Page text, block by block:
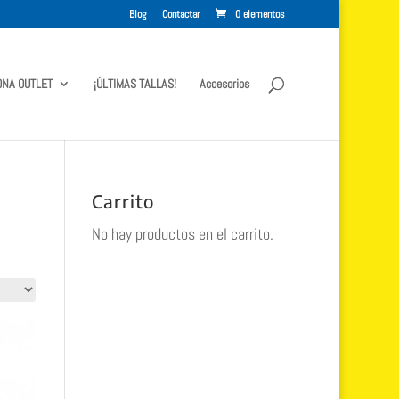
Blog Contactar 0 elementos
OUTLET ¡ÚLTIMAS TALLAS! Accesorios
Carrito
No hay productos en el carrito.